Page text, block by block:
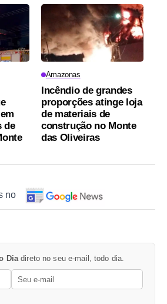
de
Amazonas
Incêndio de grandes
proporções atinge loja
de materiais de
construção no Monte
das Oliveiras
no
Dia direto no seu e-mail, todo dia.